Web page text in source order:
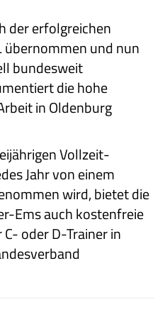
der erfolgreichen
übernommen und nun
bundesweit
die hohe
in Oldenburg
Vollzeit-
Jahr von einem
wird, bietet die
Ems auch kostenfreie
oder D-Trainer in